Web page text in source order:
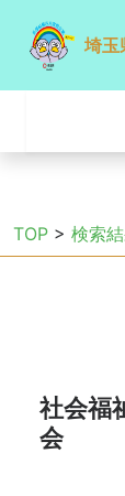
埼玉
TOP > 検索
社会福
会